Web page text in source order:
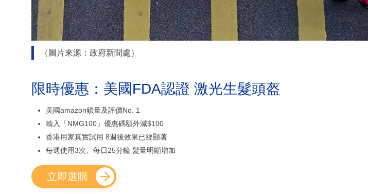
（圖片來源：政府新聞處）
限時優惠：美國FDA認證 激光生髮頭盔
美國amazon鎖量及評價No. 1
輸入「NMG100」優惠碼額外減$100
香港用家真實試用 8週後效果已經顯著
每週使用3次、每日25分鐘 髮量明顯增加
立即選購